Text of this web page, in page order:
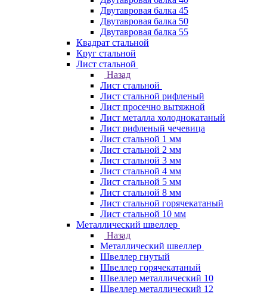
Двутавровая балка 45
Двутавровая балка 50
Двутавровая балка 55
Квадрат стальной
Круг стальной
Лист стальной
Назад
Лист стальной
Лист стальной рифленый
Лист просечно вытяжной
Лист металла холоднокатаный
Лист рифленый чечевица
Лист стальной 1 мм
Лист стальной 2 мм
Лист стальной 3 мм
Лист стальной 4 мм
Лист стальной 5 мм
Лист стальной 8 мм
Лист стальной горячекатаный
Лист стальной 10 мм
Металлический швеллер
Назад
Металлический швеллер
Швеллер гнутый
Швеллер горячекатаный
Швеллер металлический 10
Швеллер металлический 12